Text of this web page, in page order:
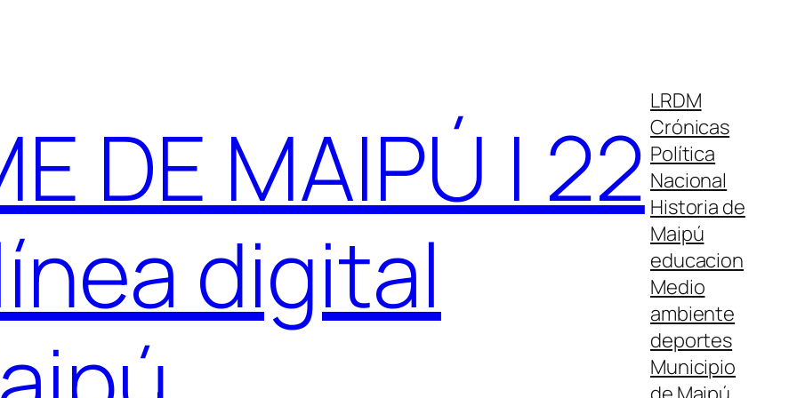
DE MAIPÚ | 22
digital
LRDM
Crónicas
Política
Nacional
Historia de
Maipú
educacion
Medio
ambiente
deportes
Municipio